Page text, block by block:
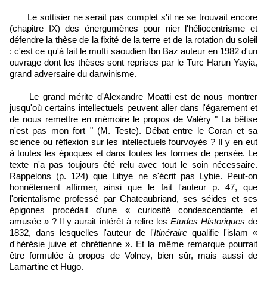
Le sottisier ne serait pas complet s'il ne se trouvait encore
(chapitre IX) des énergumènes pour nier l'héliocentrisme et
défendre la thèse de la fixité de la terre et de la rotation du soleil
: c'est ce qu'à fait le mufti saoudien Ibn Baz auteur en 1982 d'un
ouvrage dont les thèses sont reprises par le Turc Harun Yayia,
grand adversaire du darwinisme.
Le grand mérite d'Alexandre Moatti est de nous montrer
jusqu'où certains intellectuels peuvent aller dans l'égarement et
de nous remettre en mémoire le propos de Valéry " La bêtise
n'est pas mon fort " (M. Teste). Débat entre le Coran et sa
science ou réflexion sur les intellectuels fourvoyés ? Il y en eut
à toutes les époques et dans toutes les formes de pensée. Le
texte n'a pas toujours été relu avec tout le soin nécessaire.
Rappelons (p. 124) que Libye ne s'écrit pas Lybie. Peut-on
honnêtement affirmer, ainsi que le fait l'auteur p. 47, que
l'orientalisme professé par Chateaubriand, ses séides et ses
épigones procédait d'une « curiosité condescendante et
amusée » ? Il y aurait intérêt à relire les Etudes Historiques de
1832, dans lesquelles l'auteur de l'Itinéraire qualifie l'islam «
d'hérésie juive et chrétienne ». Et la même remarque pourrait
être formulée à propos de Volney, bien sûr, mais aussi de
Lamartine et Hugo.